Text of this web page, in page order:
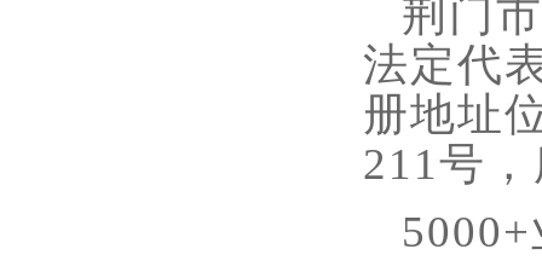
荆门
法定代
册地址
211号